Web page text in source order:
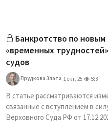
Банкротство по
«временных
судов
Прудкова Злата 1 окт, 25 588
В статье рассматриваются
связанные с вступлением в
Верховного Суда РФ от